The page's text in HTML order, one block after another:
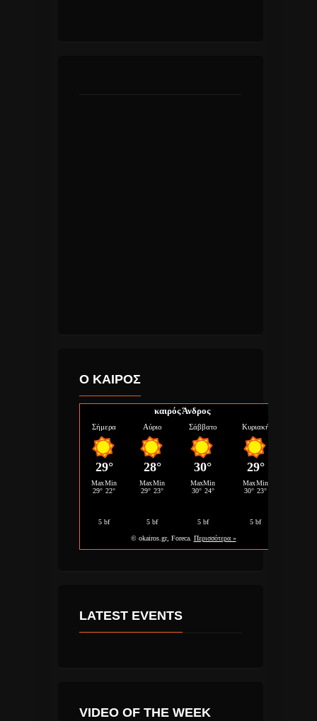
Ο ΚΑΙΡΟΣ
καιρός Άνδρος
LATEST EVENTS
VIDEO OF THE WEEK